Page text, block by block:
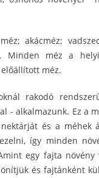
akácméz;
Minden méz a
méz.
rakodó
- alkalmazunk. Ez a
és a méhek
így minden
egy fajta növény
és fajtánként